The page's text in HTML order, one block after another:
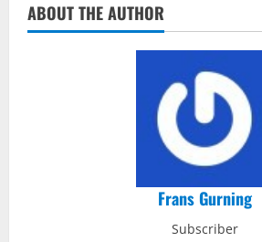
ABOUT THE AUTHOR
Frans Gurning
Subscriber